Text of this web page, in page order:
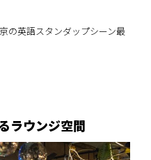
の英語スタンダップシーン最
ラウンジ空間